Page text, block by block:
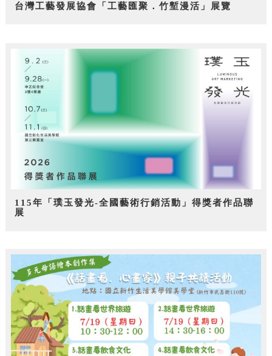
台灣工藝發展協會「工藝匯聚．竹塹漫活」展覽
115年「璞玉發光-全國藝術行銷活動」得獎者作品聯
展